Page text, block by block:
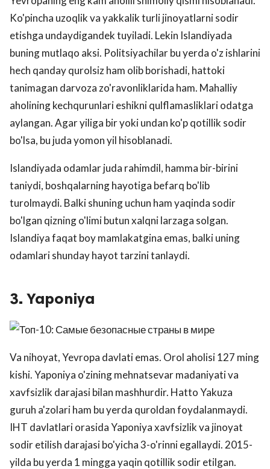
Ko'pincha uzoqlik va yakkalik turli jinoyatlarni sodir
etishga undaydigandek tuyiladi. Lekin Islandiyada
buning mutlaqo aksi. Politsiyachilar bu yerda o'z ishlarini
hech qanday qurolsiz ham olib borishadi, hattoki
tanimagan darvoza zo'ravonliklarida ham. Mahalliy
aholining kechqurunlari eshikni qulflamasliklari odatga
aylangan. Agar yiliga bir yoki undan ko'p qotillik sodir
bo'lsa, bu juda yomon yil hisoblanadi.
Islandiyada odamlar juda rahimdil, hamma bir-birini
taniydi, boshqalarning hayotiga befarq bo'lib
turolmaydi. Balki shuning uchun ham yaqinda sodir
bo'lgan qizning o'limi butun xalqni larzaga solgan.
Islandiya faqat boy mamlakatgina emas, balki uning
odamlari shunday hayot tarzini tanlaydi.
3. Yaponiya
Va nihoyat, Yevropa davlati emas. Orol aholisi 127 ming
kishi. Yaponiya o'zining mehnatsevar madaniyati va
xavfsizlik darajasi bilan mashhurdir. Hatto Yakuza
guruh a'zolari ham bu yerda quroldan foydalanmaydi.
IHT davlatlari orasida Yaponiya xavfsizlik va jinoyat
sodir etilish darajasi bo'yicha 3-o'rinni egallaydi. 2015-
yilda bu yerda 1 mingga yaqin qotillik sodir etilgan.